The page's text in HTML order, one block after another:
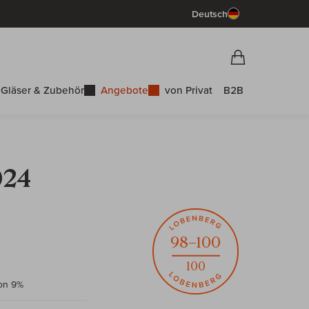
Deutsch
Gläser & Zubehör Angebote von Privat B2B
98–100
100
9%